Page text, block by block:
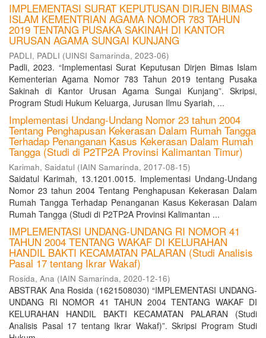
IMPLEMENTASI SURAT KEPUTUSAN DIRJEN BIMAS
ISLAM KEMENTRIAN AGAMA NOMOR 783 TAHUN
2019 TENTANG PUSAKA SAKINAH DI KANTOR
URUSAN AGAMA SUNGAI KUNJANG
PADLI, PADLI (UINSI Samarinda, 2023-06)
Padli, 2023. “Implementasi Surat Keputusan Dirjen Bimas Islam
Kementerian Agama Nomor 783 Tahun 2019 tentang Pusaka
Sakinah di Kantor Urusan Agama Sungai Kunjang”. Skripsi,
Program Studi Hukum Keluarga, Jurusan Ilmu Syariah, ...
Implementasi Undang-Undang Nomor 23 tahun 2004
Tentang Penghapusan Kekerasan Dalam Rumah Tangga
Terhadap Penanganan Kasus Kekerasan Dalam Rumah
Tangga (Studi di P2TP2A Provinsi Kalimantan Timur)
Karimah, Saidatul (IAIN Samarinda, 2017-08-15)
Saidatul Karimah, 13.1201.0015. Implementasi Undang-Undang
Nomor 23 tahun 2004 Tentang Penghapusan Kekerasan Dalam
Rumah Tangga Terhadap Penanganan Kasus Kekerasan Dalam
Rumah Tangga (Studi di P2TP2A Provinsi Kalimantan ...
IMPLEMENTASI UNDANG-UNDANG RI NOMOR 41
TAHUN 2004 TENTANG WAKAF DI KELURAHAN
HANDIL BAKTI KECAMATAN PALARAN (Studi Analisis
Pasal 17 tentang Ikrar Wakaf)
Rosida, Ana (IAIN Samarinda, 2020-12-16)
ABSTRAK Ana Rosida (1621508030) “IMPLEMENTASI UNDANG-
UNDANG RI NOMOR 41 TAHUN 2004 TENTANG WAKAF DI
KELURAHAN HANDIL BAKTI KECAMATAN PALARAN (Studi
Analisis Pasal 17 tentang Ikrar Wakaf)”. Skripsi Program Studi